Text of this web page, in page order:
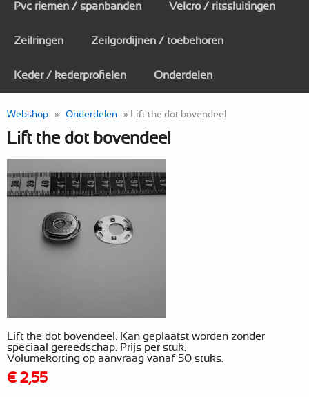
Pvc riemen / spanbanden Velcro / ritssluitingen
Zeilringen Zeilgordijnen / toebehoren
Keder / kederprofielen Onderdelen
Webshop » Onderdelen » Lift the dot bovendeel
Lift the dot bovendeel
Lift the dot bovendeel. Kan geplaatst worden zonder
speciaal gereedschap. Prijs per stuk.
Volumekorting op aanvraag vanaf 50 stuks.
€ 2,55